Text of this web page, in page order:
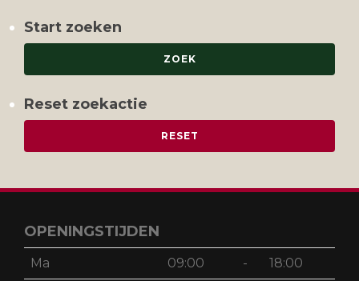
Start zoeken
Reset zoekactie
OPENINGSTIJDEN
Ma 09:00 - 18:00